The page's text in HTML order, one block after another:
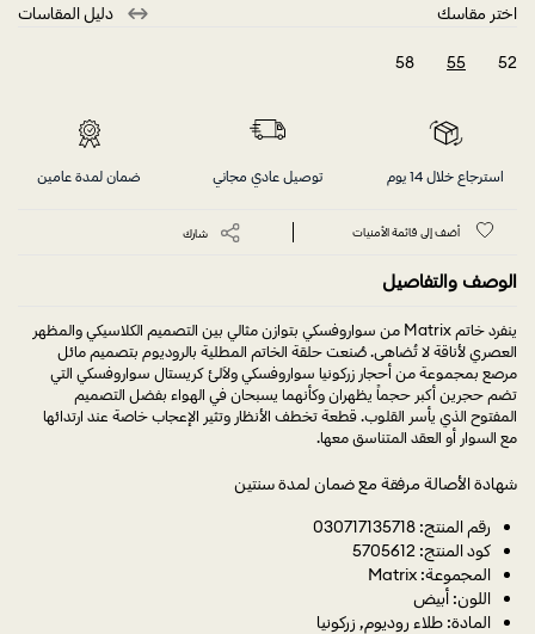
اختر مقاسك دليل المقاسات
52
55
58
استرجاع خلال 14 يوم توصيل عادي مجاني ضمان لمدة عامين
أضف إلى قائمة الأمنيات شارك
الوصف والتفاصيل
ينفرد خاتم Matrix من سواروفسكي بتوازن مثالي بين التصميم الكلاسيكي والمظهر
العصري لأناقة لا تُضاهى. صُنعت حلقة الخاتم المطلية بالروديوم بتصميم مائل
مرصع بمجموعة من أحجار زركونيا سواروفسكي ولآلئ كريستال سواروفسكي التي
تضم حجرين أكبر حجماً يظهران وكأنهما يسبحان في الهواء بفضل التصميم
المفتوح الذي يأسر القلوب. قطعة تخطف الأنظار وتثير الإعجاب خاصة عند ارتدائها
مع السوار أو العقد المتناسق معها.
شهادة الأصالة مرفقة مع ضمان لمدة سنتين
رقم المنتج: 030717135718
كود المنتج: 5705612
المجموعة: Matrix
اللون: أبيض
المادة: طلاء روديوم, زركونيا